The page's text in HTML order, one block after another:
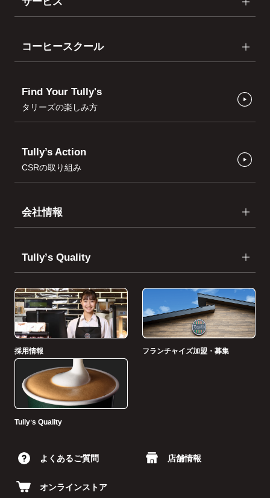
コーヒースクール
Find Your Tully's
タリーズの楽しみ方
Tully’s Action
CSRの取り組み
会社情報
Tullyʼs Quality
採用情報 フランチャイズ加盟・募集
Tullyʼs Quality
よくあるご質問 店舗情報
オンラインストア